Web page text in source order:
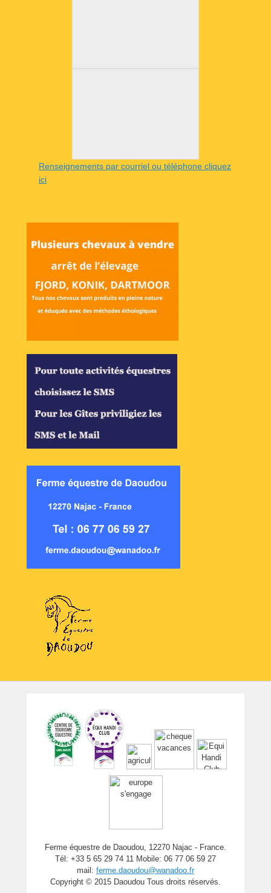
Renseignements par courriel ou téléphone cliquez
ici
Ferme équestre de Daoudou, 12270 Najac - France.
Tél: +33 5 65 29 74 11 Mobile: 06 77 06 59 27
mail: ferme.daoudou@wanadoo.fr
Copyright © 2015 Daoudou Tous droits réservés.